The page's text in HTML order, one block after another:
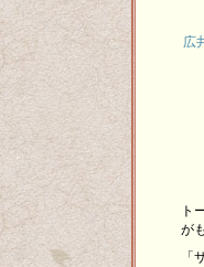
広
ト
が
「